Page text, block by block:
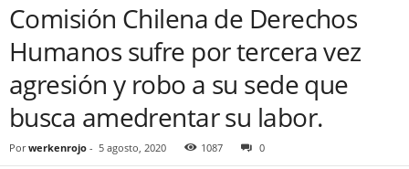
Comisión Chilena de Derechos
Humanos sufre por tercera vez
agresión y robo a su sede que
busca amedrentar su labor.
Por werkenrojo - 5 agosto, 2020 1087 0